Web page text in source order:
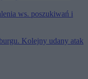
ws. poszukiwań i
Kolejny udany atak